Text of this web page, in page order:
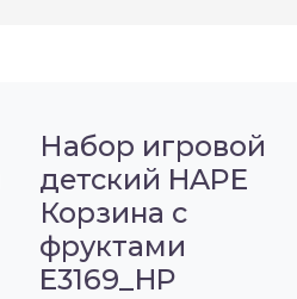
Набор игровой
детский HAPE
Корзина с
фруктами
E3169_HP